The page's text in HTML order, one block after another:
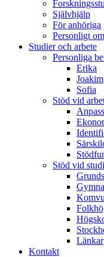
Självhjälp
För anhöriga
Personligt
Studier och arbete
Personliga
Erika
Joakim
Sofia
Stöd vid
Stöd vid
Länkar
Kontakt